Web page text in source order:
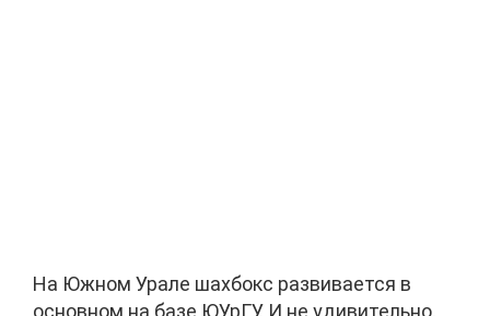
На Южном Урале шахбокс развивается в
основном на базе ЮУрГУ. И не удивительно,